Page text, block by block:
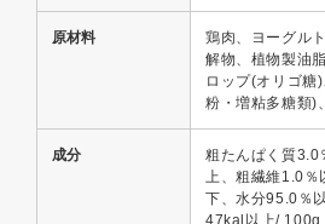
原材料
鶏肉、ヨーグル
解物、植物製油
ロップ(オリゴ糖
粉・増粘多糖類)
成分
粗たんぱく質3.0
上、粗繊維1.0
下、水分95.0％
47kal以上/ 100g